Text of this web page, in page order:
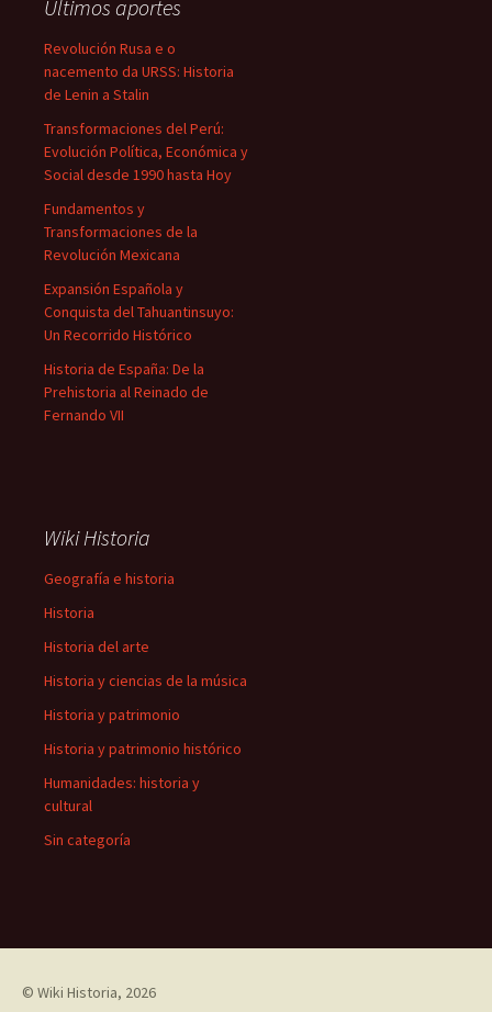
Últimos aportes
Revolución Rusa e o
nacemento da URSS: Historia
de Lenin a Stalin
Transformaciones del Perú:
Evolución Política, Económica y
Social desde 1990 hasta Hoy
Fundamentos y
Transformaciones de la
Revolución Mexicana
Expansión Española y
Conquista del Tahuantinsuyo:
Un Recorrido Histórico
Historia de España: De la
Prehistoria al Reinado de
Fernando VII
Wiki Historia
Geografía e historia
Historia
Historia del arte
Historia y ciencias de la música
Historia y patrimonio
Historia y patrimonio histórico
Humanidades: historia y
cultural
Sin categoría
© Wiki Historia, 2026